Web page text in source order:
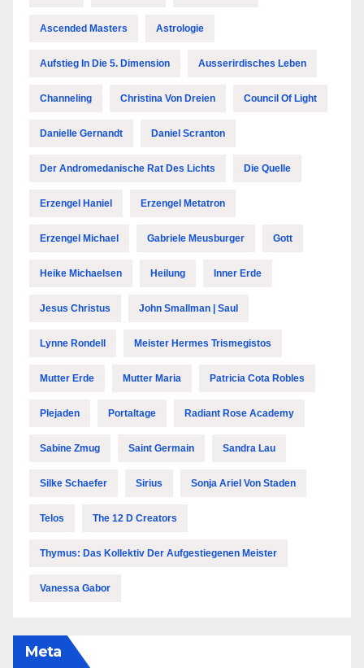
Ascended Masters Astrologie
Aufstieg In Die 5. Dimension Ausserirdisches Leben
Channeling Christina Von Dreien Council Of Light
Danielle Gernandt Daniel Scranton
Der Andromedanische Rat Des Lichts Die Quelle
Erzengel Haniel Erzengel Metatron
Erzengel Michael Gabriele Meusburger Gott
Heike Michaelsen Heilung Inner Erde
Jesus Christus John Smallman | Saul
Lynne Rondell Meister Hermes Trismegistos
Mutter Erde Mutter Maria Patricia Cota Robles
Plejaden Portaltage Radiant Rose Academy
Sabine Zmug Saint Germain Sandra Lau
Silke Schaefer Sirius Sonja Ariel Von Staden
Telos The 12 D Creators
Thymus: Das Kollektiv Der Aufgestiegenen Meister
Vanessa Gabor
Meta